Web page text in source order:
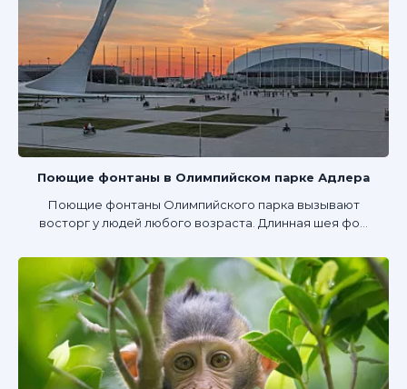
Поющие фонтаны в Олимпийском парке Адлера
Поющие фонтаны Олимпийского парка вызывают
восторг у людей любого возраста. Длинная шея фо...